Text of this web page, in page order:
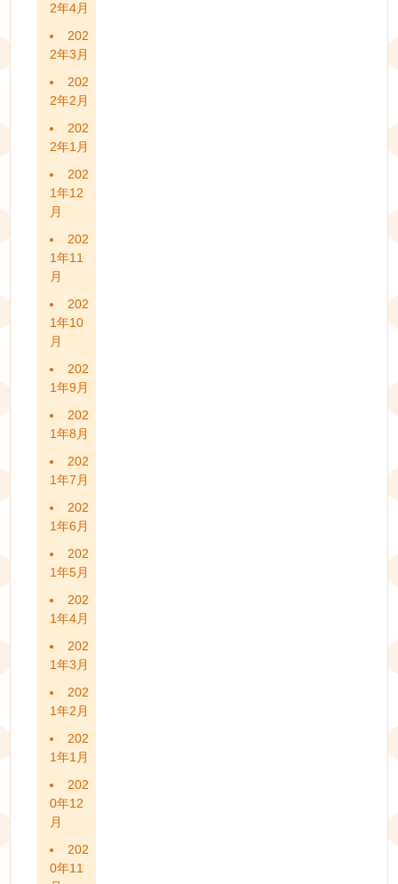
2年4月
202
2年3月
202
2年2月
202
2年1月
202
1年12
月
202
1年11
月
202
1年10
月
202
1年9月
202
1年8月
202
1年7月
202
1年6月
202
1年5月
202
1年4月
202
1年3月
202
1年2月
202
1年1月
202
0年12
月
202
0年11